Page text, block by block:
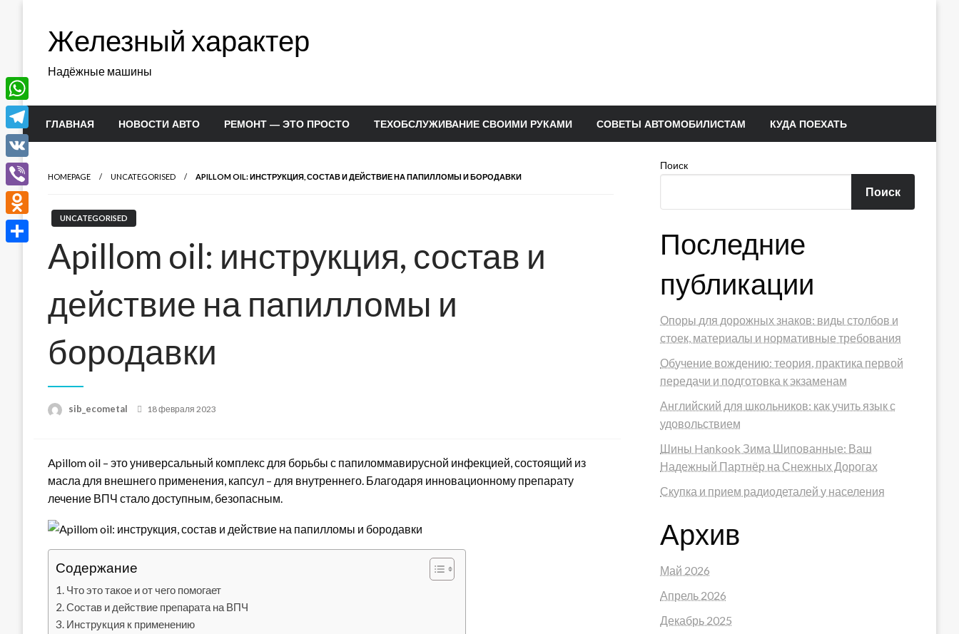
содержимомуЖелезный характер
Надёжные машины
ГЛАВНАЯ НОВОСТИ АВТО РЕМОНТ — ЭТО ПРОСТО ТЕХОБСЛУЖИВАНИЕ СВОИМИ РУКАМИ СОВЕТЫ АВТОМОБИЛИСТАМ КУДА ПОЕХАТЬ
HOMEPAGE UNCATEGORISED APILLOM OIL: ИНСТРУКЦИЯ, СОСТАВ И ДЕЙСТВИЕ НА ПАПИЛЛОМЫ И БОРОДАВКИ
UNCATEGORISED
Apillom oil: инструкция, состав и
действие на папилломы и
бородавки
sib_ecometal
Posted
18 февраля 2023
Apillom oil – это универсальный комплекс для борьбы с папиломмавирусной инфекцией, состоящий из
масла для внешнего применения, капсул – для внутреннего. Благодаря инновационному препарату
лечение ВПЧ стало доступным, безопасным.
Содержание
Что это такое и от чего помогает
Состав и действие препарата на ВПЧ
Инструкция к применению
Поиск
Поиск
Последние
публикации
Опоры для дорожных знаков: виды столбов и
стоек, материалы и нормативные требования
Обучение вождению: теория, практика первой
передачи и подготовка к экзаменам
Английский для школьников: как учить язык с
удовольствием
Шины Hankook Зима Шипованные: Ваш
Надежный Партнёр на Снежных Дорогах
Скупка и прием радиодеталей у населения
Архив
Май 2026
Апрель 2026
Декабрь 2025
WhatsApp
Telegram
VK
Viber
Odnoklassniki
Отправить